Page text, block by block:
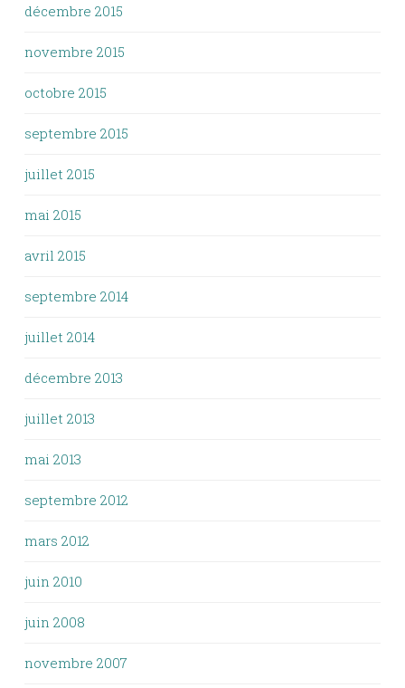
décembre 2015
novembre 2015
octobre 2015
septembre 2015
juillet 2015
mai 2015
avril 2015
septembre 2014
juillet 2014
décembre 2013
juillet 2013
mai 2013
septembre 2012
mars 2012
juin 2010
juin 2008
novembre 2007